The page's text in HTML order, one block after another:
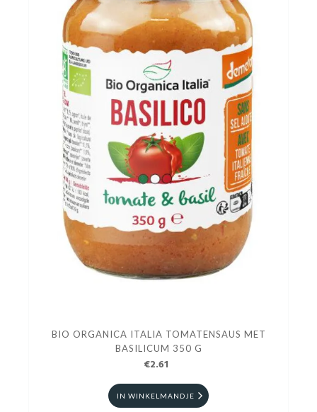
BIO ORGANICA ITALIA TOMATENSAUS MET
BASILICUM 350 G
€2.61
IN WINKELMANDJE